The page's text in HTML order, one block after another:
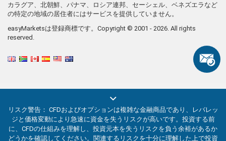
カラグア、北朝鮮、パナマ、ロシア連邦、セーシェル、ベネズエラなど
の特定の地域の居住者にはサービスを提供していません。
easyMarketsは登録商標です。Copyright © 2001 - 2026. All rights
reserved.
リスク警告： CFDおよびオプションは複雑な金融商品であり、レバレッ
ジと価格変動により急速に資金を失うリスクが高いです。投資する前
に、CFDの仕組みを理解し、投資元本を失うリスクを負う余裕があるか
どうかを確認してください。関連するリスクを十分に理解した上で投資